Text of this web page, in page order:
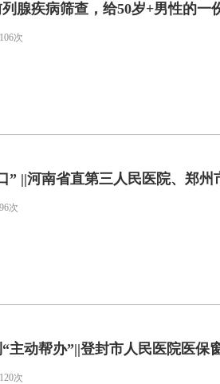
腺疾病筛查，给50岁+男性的一
106次
” ||河南省直第三人民医院、郑
96次
主动帮办”||登封市人民医院医保
120次